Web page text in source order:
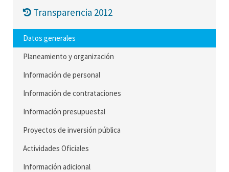
Transparencia 2012
Datos generales
Planeamiento y organización
Información de personal
Información de contrataciones
Información presupuestal
Proyectos de inversión pública
Actividades Oficiales
Información adicional